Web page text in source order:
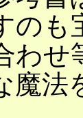
のも
わ
魔法